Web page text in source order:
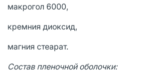
макрогол 6000,
кремния диоксид,
магния стеарат.
Состав пленочной оболочки: